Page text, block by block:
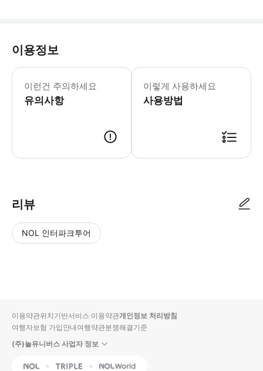
이용정보
이런건 주의하세요
유의사항
[포함사항] 1. 영어를 할 줄 아는 운전
이렇게 사용하세요
사용방법
리뷰
NOL 인터파크투어
입니
다.
순
상
이용약관위치기반서비스 이용약관개인정보 처리방침
여행자보험 가입안내여행약관분쟁해결기준
(주)놀유니버스 사업자 정보